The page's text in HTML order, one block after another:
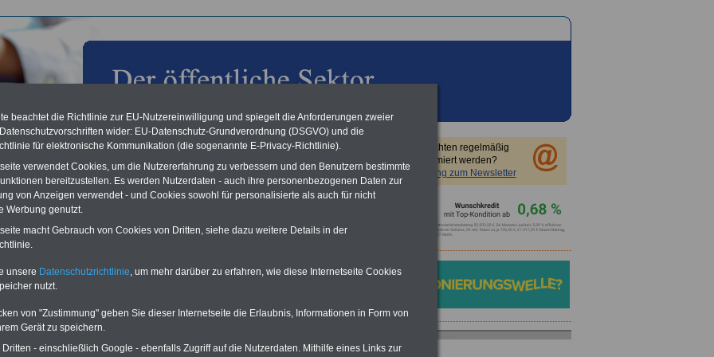
Tarifvergleich zur Zahnzusatzversicherung
Zahnzusatzversicherung
Leistungsvergleich
Tarife mit geprüfter Qualität
Beratung vom Experten
Sie möchten regelmäßig
informiert werden?
Anmeldung zum Newsletter
beachtet die Richtlinie zur EU-Nutzereinwilligung und spiegelt die Anforderungen zweier
wider: EU-Datenschutz-Grundverordnung (DSGVO) und die
für elektronische Kommunikation (die sogenannte E-Privacy-Richtlinie).
verwendet Cookies, um die Nutzererfahrung zu verbessern und den Benutzern bestimmte
bereitzustellen. Es werden Nutzerdaten - auch ihre personenbezogenen Daten zur
von Anzeigen verwendet - und Cookies sowohl für personalisierte als auch für nicht
Werbung genutzt.
macht Gebrauch von Cookies von Dritten, siehe dazu weitere Details in der
unsere Datenschutzrichtlinie , um mehr darüber zu erfahren, wie diese Internetseite Cookies
nutzt.
von "Zustimmung" geben Sie dieser Internetseite die Erlaubnis, Informationen in Form von
Gerät zu speichern.
- einschließlich Google - ebenfalls Zugriff auf die Nutzerdaten. Mithilfe eines Links zur